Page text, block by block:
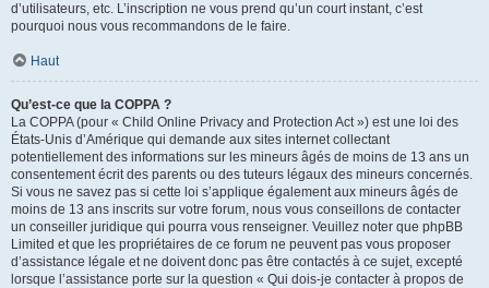
d’utilisateurs, etc. L’inscription ne vous prend qu’un court instant, c’est
pourquoi nous vous recommandons de le faire.
Haut
Qu’est-ce que la COPPA ?
La COPPA (pour « Child Online Privacy and Protection Act ») est une loi des
États-Unis d’Amérique qui demande aux sites internet collectant
potentiellement des informations sur les mineurs âgés de moins de 13 ans un
consentement écrit des parents ou des tuteurs légaux des mineurs concernés.
Si vous ne savez pas si cette loi s’applique également aux mineurs âgés de
moins de 13 ans inscrits sur votre forum, nous vous conseillons de contacter
un conseiller juridique qui pourra vous renseigner. Veuillez noter que phpBB
Limited et que les propriétaires de ce forum ne peuvent pas vous proposer
d’assistance légale et ne doivent donc pas être contactés à ce sujet, excepté
lorsque l’assistance porte sur la question « Qui dois-je contacter à propos de